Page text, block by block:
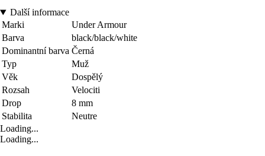
Další informace
Marki
Under Armour
Barva
black/black/white
Dominantní barva Černá
Typ
Muž
Věk
Dospělý
Rozsah
Velociti
Drop
8 mm
Stabilita
Neutre
Loading...
Loading...